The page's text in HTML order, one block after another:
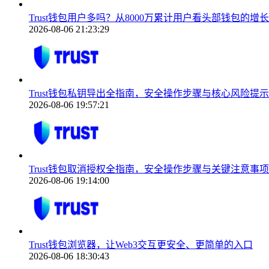
Trust钱包用户多吗？从8000万累计用户看头部钱包的增
2026-08-06 21:23:29
Trust钱包私钥导出全指南，安全操作步骤与核心风险提示
2026-08-06 19:57:21
Trust钱包取消授权全指南，安全操作步骤与关键注意事项
2026-08-06 19:14:00
Trust钱包浏览器，让Web3交互更安全、更简单的入口
2026-08-06 18:30:43